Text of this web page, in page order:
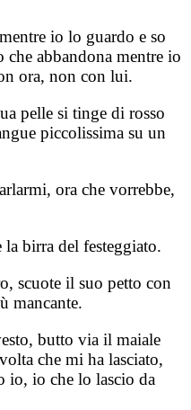
io lo guardo e so
che abbandona mentre io
ora, non con lui.
pelle si tinge di rosso
piccolissima su un
ora che vorrebbe,
birra del festeggiato.
scuote il suo petto con
mancante.
butto via il maiale
che mi ha lasciato,
io, io che lo lascio da